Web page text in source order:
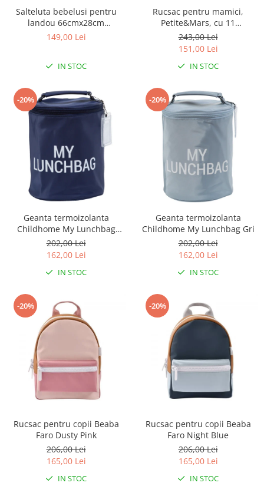
Salteluta bebelusi pentru
landou 66cmx28cm
Clevamama
149,00 Lei
IN STOC
Rucsac pentru mamici,
Petite&Mars, cu 11
compartimente, cu buzunare
termice, Saltea de infasat
inclusa, 30 x 42 x 15 cm, Jack,
Black
243,00 Lei
151,00 Lei
IN STOC
-20%
Geanta termoizolanta
Childhome My Lunchbag
Bleumarin
202,00 Lei
162,00 Lei
IN STOC
-20%
Geanta termoizolanta
Childhome My Lunchbag Gri
202,00 Lei
162,00 Lei
IN STOC
-20%
Rucsac pentru copii Beaba
Faro Dusty Pink
206,00 Lei
165,00 Lei
IN STOC
-20%
Rucsac pentru copii Beaba
Faro Night Blue
206,00 Lei
165,00 Lei
IN STOC